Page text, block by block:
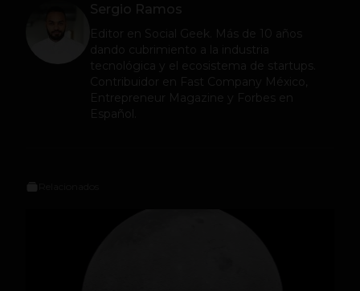
Sergio Ramos
Editor en Social Geek
. Más de 10 años
dando cubrimiento a la industria
tecnológica y el ecosistema de startups.
Contribuidor en Fast Company México,
Entrepreneur Magazine y Forbes en
Español.